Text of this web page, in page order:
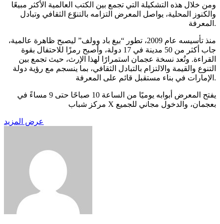
ومن خلال هذه التشكيلة التي تجمع بين الكتب العالمية الأكثر مبيعًا
والكنوز المحلية، يواصل المعرض التزامه بالتنوّع الثقافي وتبادل
المعرفة.
منذ تأسيسه عام 2009، تطور “بيغ باد وولف” ليصبح ظاهرة عالمية،
جاب أكثر من 50 مدينة في 17 دولة، وأصبح رمزًا للاحتفال بقوة
القراءة. وتُعد نسخة عجمان استمرارًا لهذا الإرث، حيث تجمع بين
التنوع والقيمة والالتزام بالتبادل الثقافي، بما ينسجم مع رؤية دولة
الإمارات في بناء مستقبل قائم على المعرفة.
يفتح المعرض أبوابه يوميًا من الساعة 10 صباحًا حتى 9 مساءً في
مركز شباب X بعجمان، والدخول مجاني للجميع
عرض المزيد